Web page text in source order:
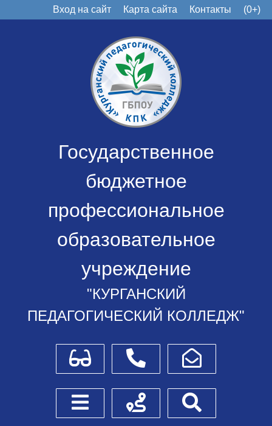
Вход на сайт Карта сайта Контакты (0+)
Государственное
бюджетное
профессиональное
образовательное
учреждение
"КУРГАНСКИЙ
ПЕДАГОГИЧЕСКИЙ КОЛЛЕДЖ"
Для слабовидящихТелефоныНаписать обращение
Боковое менюСхема проезда